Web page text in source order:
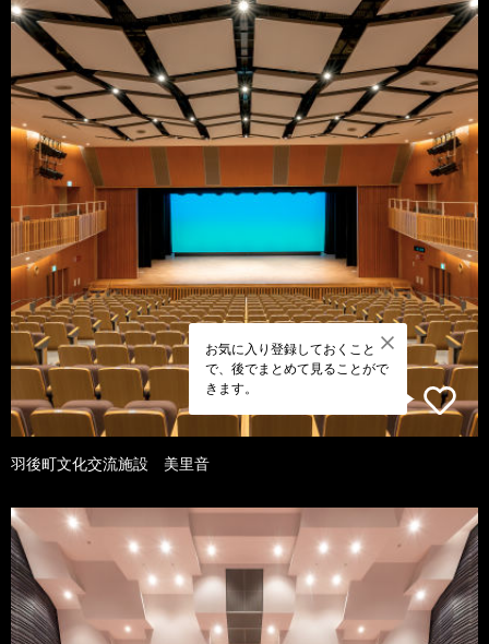
お気に入り登録しておくこと
で、後でまとめて見ることがで
きます。
羽後町文化交流施設 美里音